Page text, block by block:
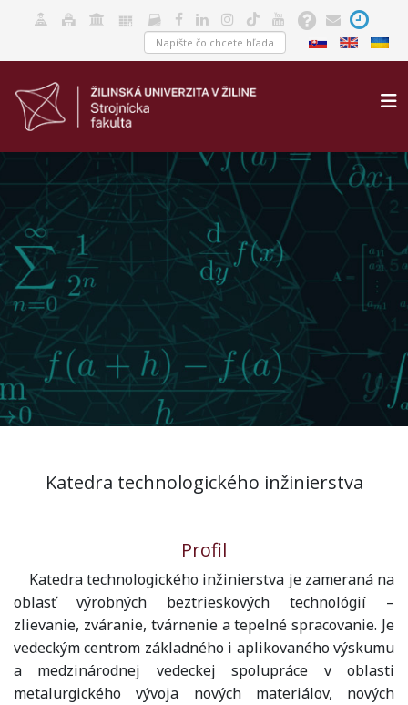
Katedra technologického inžinierstva
Profil
Katedra technologického inžinierstva je zameraná na
oblasť výrobných beztrieskových technológií –
zlievanie, zváranie, tvárnenie a tepelné spracovanie. Je
vedeckým centrom základného i aplikovaného výskumu
a medzinárodnej vedeckej spolupráce v oblasti
metalurgického vývoja nových materiálov, nových